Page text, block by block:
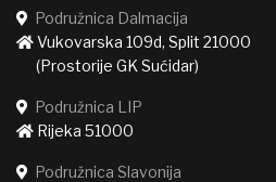
Podružnica Dalmacija
Vukovarska 109d, Split 21000
(Prostorije GK Sućidar)
Podružnica LIP
Rijeka 51000
Podružnica Slavonija